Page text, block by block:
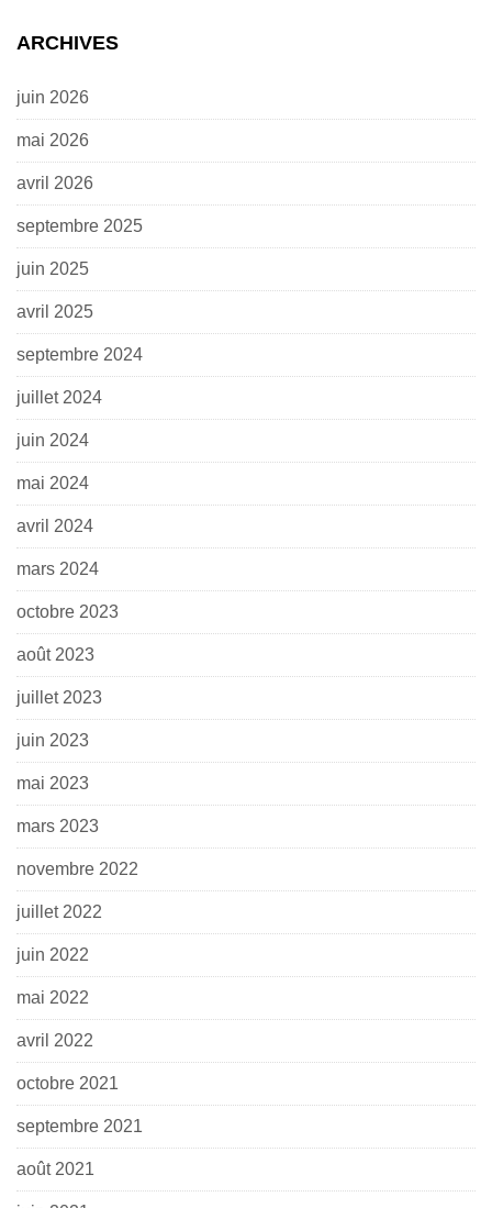
ARCHIVES
juin 2026
mai 2026
avril 2026
septembre 2025
juin 2025
avril 2025
septembre 2024
juillet 2024
juin 2024
mai 2024
avril 2024
mars 2024
octobre 2023
août 2023
juillet 2023
juin 2023
mai 2023
mars 2023
novembre 2022
juillet 2022
juin 2022
mai 2022
avril 2022
octobre 2021
septembre 2021
août 2021